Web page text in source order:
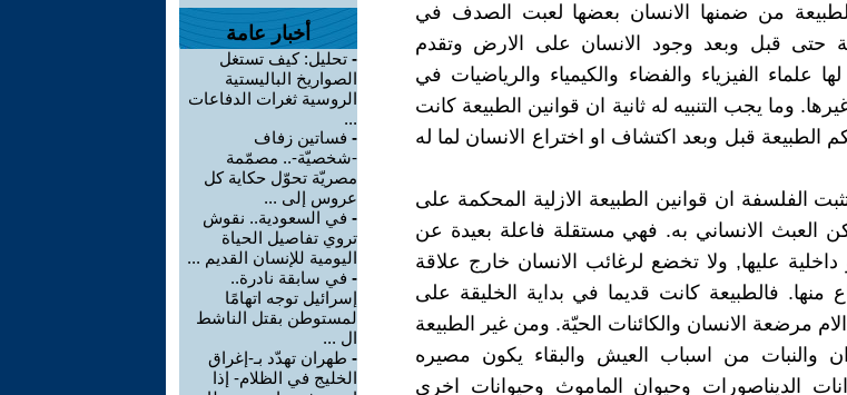
الطبيعة من ضمنها الانسان بعضها لعبت الصدف في
حتى قبل وبعد وجود الانسان على الارض وتقدم
علماء الفيزياء والفضاء والكيمياء والرياضيات في
وما يجب التنبيه له ثانية ان قوانين الطبيعة كانت
قبل وبعد اكتشاف او اختراع الانسان لما له
الفلسفة ان قوانين الطبيعة الازلية المحكمة على
العبث الانساني به. فهي مستقلة فاعلة بعيدة عن
عليها, ولا تخضع لرغائب الانسان خارج علاقة
منها. فالطبيعة كانت قديما في بداية الخليقة على
مرضعة الانسان والكائنات الحيّة. ومن غير الطبيعة
والنبات من اسباب العيش والبقاء يكون مصيره
الديناصورات وحيوان الماموث وحيوانات اخرى
أخبار عامة
- تحليل: كيف تستغل
الصواريخ الباليستية
الروسية ثغرات الدفاعات
...
- فساتين زفاف
-شخصيّة-.. مصمّمة
مصريّة تحوّل حكاية كل
عروس إلى ...
- في السعودية.. نقوش
تروي تفاصيل الحياة
اليومية للإنسان القديم ...
- في سابقة نادرة..
إسرائيل توجه اتهامًا
لمستوطن بقتل الناشط
ال ...
- طهران تهدّد بـ-إغراق
الخليج في الظلام- إذا